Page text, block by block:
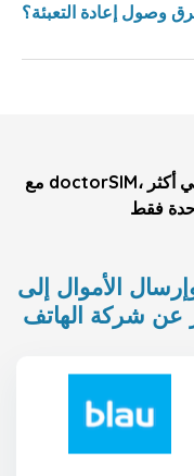
وصول إعادة التعبئة؟
مع doctorSIM، يمكنك شحن رصيد الهواتف المحمولة في أكثر
الأموال إلى
عن شركة الهاتف